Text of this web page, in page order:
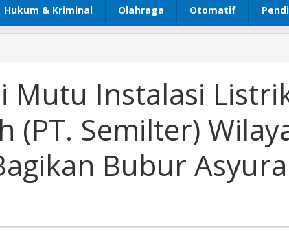
Hukum & Kriminal Olahraga Otomatif
Mutu Instalasi
(PT. Semilter)
Bubur Asyura